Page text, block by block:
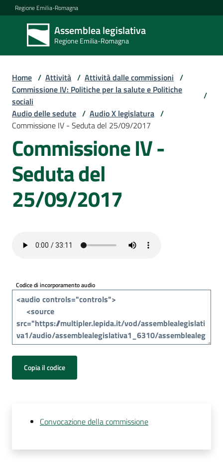
Vai al contenuto
Vai alla navigazione
Vai al footer
Regione Emilia-Romagna
Assemblea legislativa
Regione Emilia-Romagna
Assemblea
legislativa
Regione Emilia-
Assemblea
Attività
media
i
cittadini
Home / Attività / Attività dalle commissioni /
Commissione IV: Politiche per la salute e Politiche
sociali
/
Audio delle sedute / Audio X legislatura /
Commissione IV - Seduta del 25/09/2017
Commissione IV -
Seduta del
25/09/2017
Codice di incorporamento audio
Copia il codice
Convocazione della commissione